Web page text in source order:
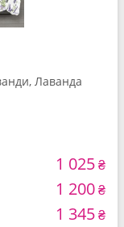
Лаванда
1 025₴
1 200₴
1 345₴